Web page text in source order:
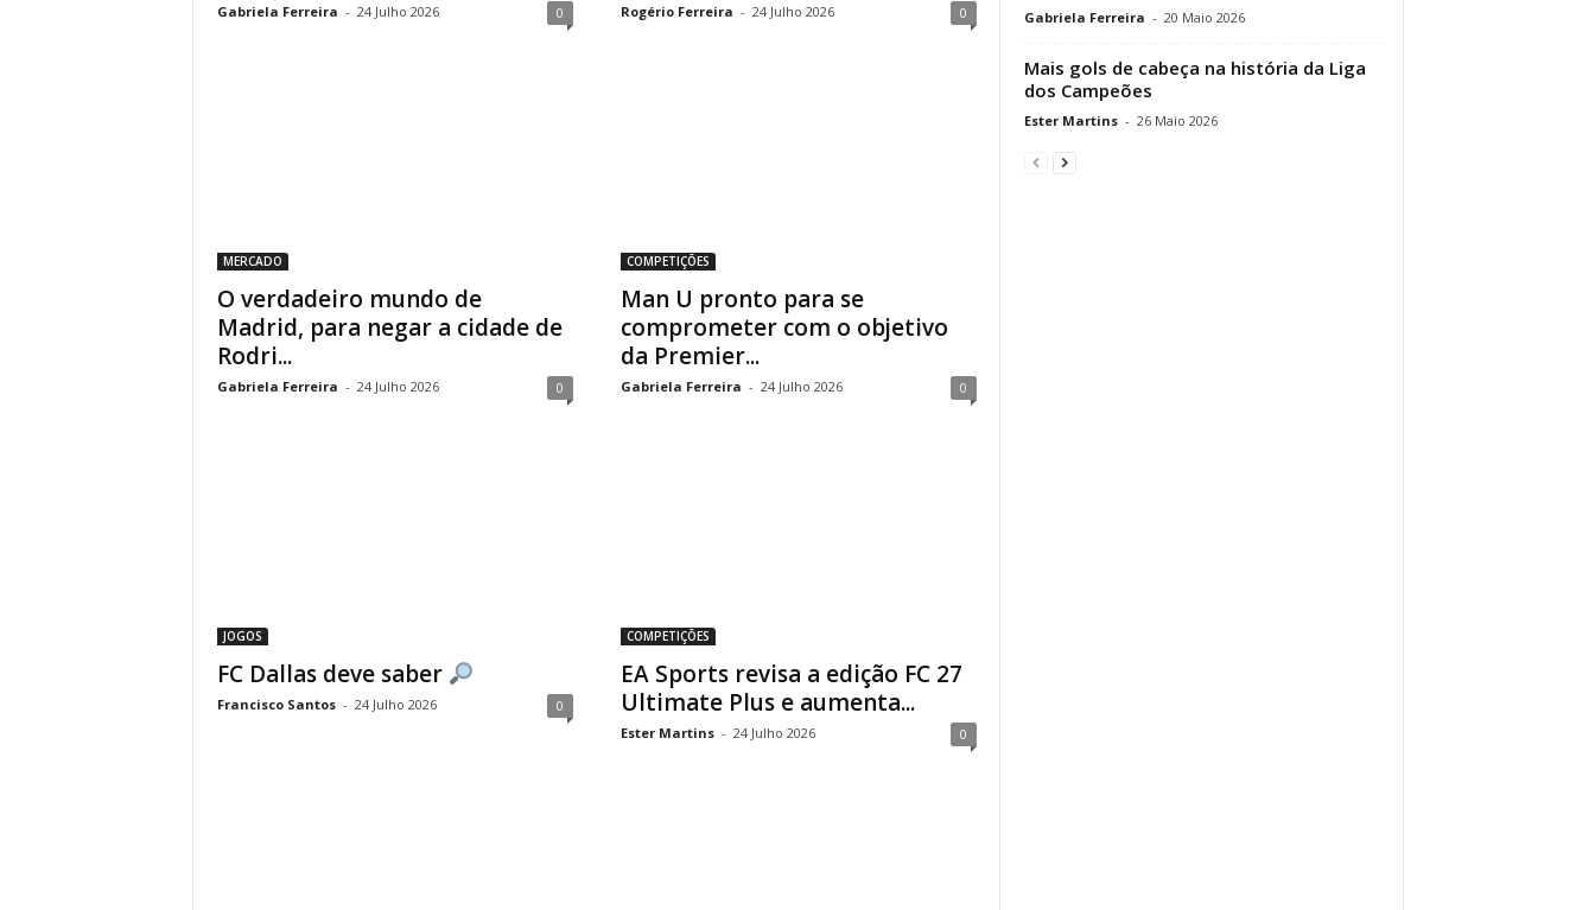
Gabriela Ferreira - 24 Julho 2026 0 Rogério Ferreira - 24 Julho 2026 0
MERCADO
O verdadeiro mundo de
Madrid, para negar a cidade de
Rodri...
Gabriela Ferreira - 24 Julho 2026 0
COMPETIÇÕES
Man U pronto para se
comprometer com o objetivo
da Premier...
Gabriela Ferreira - 24 Julho 2026 0
JOGOS
FC Dallas deve saber
Francisco Santos - 24 Julho 2026 0
COMPETIÇÕES
EA Sports revisa a edição FC 27
Ultimate Plus e aumenta...
Ester Martins - 24 Julho 2026 0
Gabriela Ferreira - 20 Maio 2026
Mais gols de cabeça na história da Liga
dos Campeões
Ester Martins - 26 Maio 2026